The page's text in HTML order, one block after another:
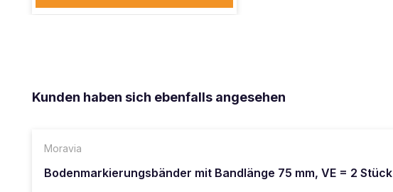
Produktgalerie überspringen
Kunden haben sich ebenfalls angesehen
Moravia
Bodenmarkierungsbänder mit Bandlänge 75 mm, VE = 2 Stück